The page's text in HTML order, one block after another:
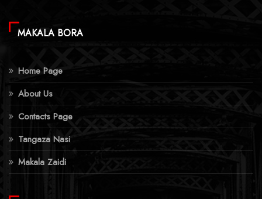
MAKALA BORA
Home Page
About Us
Contacts Page
Tangaza Nasi
Makala Zaidi